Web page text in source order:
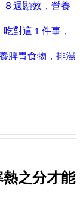
８週顯效，營養
對這１件事，
脾胃食物，排濕
之分才能